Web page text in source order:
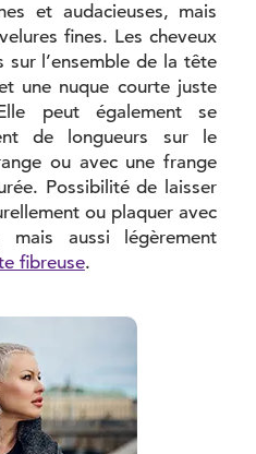
et audacieuses, mais
fines. Les cheveux
l’ensemble de la tête
une nuque courte juste
peut également se
de longueurs sur le
ou avec une frange
Possibilité de laisser
ou plaquer avec
aussi légèrement
fibreuse.